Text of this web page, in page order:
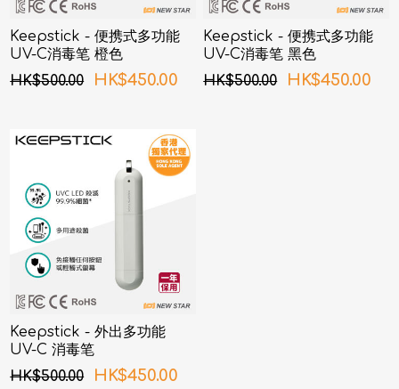
Keepstick - 便携式多功能
UV-C消毒笔 橙色
HK$500.00
HK$450.00
Keepstick - 便携式多功能
UV-C消毒笔 黑色
HK$500.00
HK$450.00
Keepstick - 外出多功能
UV-C 消毒笔
HK$500.00
HK$450.00